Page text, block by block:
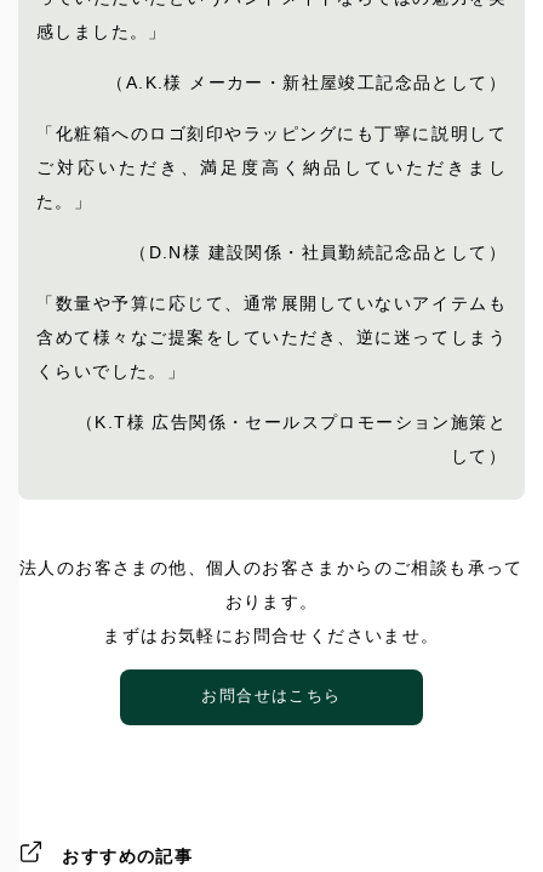
感しました。」
（A.K.様 メーカー・新社屋竣工記念品として）
「化粧箱へのロゴ刻印やラッピングにも丁寧に説明して
ご対応いただき、満足度高く納品していただきまし
た。」
（D.N様 建設関係・社員勤続記念品として）
「数量や予算に応じて、通常展開していないアイテムも
含めて様々なご提案をしていただき、逆に迷ってしまう
くらいでした。」
（K.T様 広告関係・セールスプロモーション施策と
して）
法人のお客さまの他、個人のお客さまからのご相談も承って
おります。
まずはお気軽にお問合せくださいませ。
お問合せはこちら
おすすめの記事